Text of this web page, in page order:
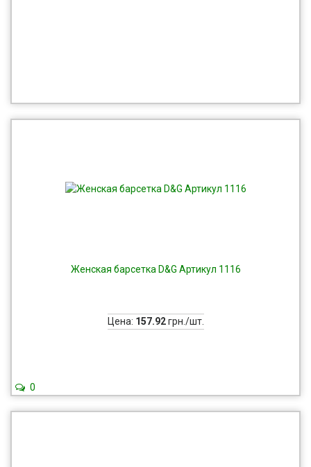
Женская барсетка D&G Артикул 1116
Цена: 157.92грн./шт.
0